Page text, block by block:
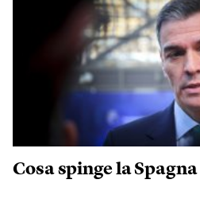
Cosa spinge la